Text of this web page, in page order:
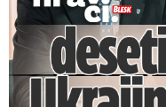
Video
V Turecku se
bylo 148 lidí!